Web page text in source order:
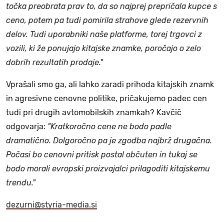
točka preobrata prav to, da so najprej prepričala kupce s
ceno, potem pa tudi pomirila strahove glede rezervnih
delov. Tudi uporabniki naše platforme, torej trgovci z
vozili, ki že ponujajo kitajske znamke, poročajo o zelo
dobrih rezultatih prodaje."
Vprašali smo ga, ali lahko zaradi prihoda kitajskih znamk
in agresivne cenovne politike, pričakujemo padec cen
tudi pri drugih avtomobilskih znamkah? Kavčič
odgovarja: "Kratkoročno cene ne bodo padle
dramatično. Dolgoročno pa je zgodba najbrž drugačna.
Počasi bo cenovni pritisk postal občuten in tukaj se
bodo morali evropski proizvajalci prilagoditi kitajskemu
trendu."
dezurni@styria-media.si